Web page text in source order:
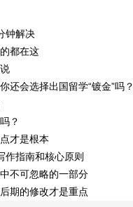
钟解决
都在这
还会选择出国留学“镀金”吗？
？
才是根本
作指南和核心原则
不可忽略的一部分
期的修改才是重点